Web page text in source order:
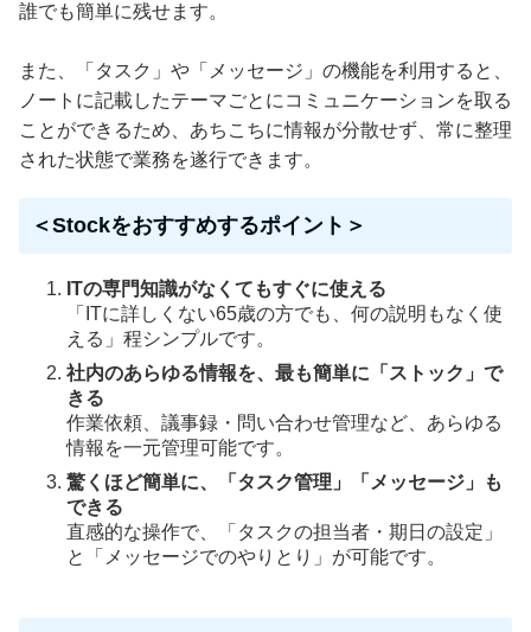
誰でも簡単に残せます。
また、「タスク」や「メッセージ」の機能を利用すると、
ノートに記載したテーマごとにコミュニケーションを取る
ことができるため、あちこちに情報が分散せず、常に整理
された状態で業務を遂行できます。
＜Stockをおすすめするポイント＞
ITの専門知識がなくてもすぐに使える
「ITに詳しくない65歳の方でも、何の説明もなく使
える」程シンプルです。
社内のあらゆる情報を、最も簡単に「ストック」で
きる
作業依頼、議事録・問い合わせ管理など、あらゆる
情報を一元管理可能です。
驚くほど簡単に、「タスク管理」「メッセージ」も
できる
直感的な操作で、「タスクの担当者・期日の設定」
と「メッセージでのやりとり」が可能です。